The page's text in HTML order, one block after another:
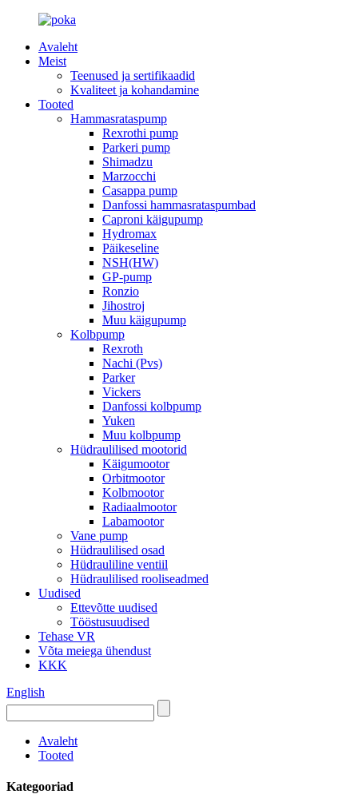
Avaleht
Meist
Teenused ja sertifikaadid
Kvaliteet ja kohandamine
Tooted
Hammasrataspump
Rexrothi pump
Parkeri pump
Shimadzu
Marzocchi
Casappa pump
Danfossi hammasrataspumbad
Caproni käigupump
Hydromax
Päikeseline
NSH(HW)
GP-pump
Ronzio
Jihostroj
Muu käigupump
Kolbpump
Rexroth
Nachi (Pvs)
Parker
Vickers
Danfossi kolbpump
Yuken
Muu kolbpump
Hüdraulilised mootorid
Käigumootor
Orbitmootor
Kolbmootor
Radiaalmootor
Labamootor
Vane pump
Hüdraulilised osad
Hüdrauliline ventiil
Hüdraulilised rooliseadmed
Uudised
Ettevõtte uudised
Tööstusuudised
Tehase VR
Võta meiega ühendust
KKK
English
Avaleht
Tooted
Kategooriad